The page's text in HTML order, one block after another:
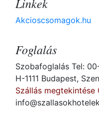
Akcioscsomagok.hu
Foglalás
Szobafoglalás Tel:
H-1111 Budapest,
Szállás megtekintése